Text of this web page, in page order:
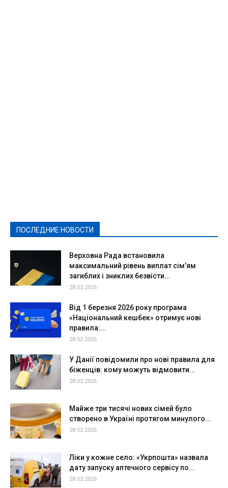
ПОСЛЕДНИЕ НОВОСТИ
Верховна Рада встановила
максимальний рівень виплат сім’ям
загиблих і зниклих безвісти...
28.02.2026
Від 1 березня 2026 року програма
«Національний кешбек» отримує нові
правила:...
28.02.2026
У Данії повідомили про нові правила для
біженців: кому можуть відмовити...
28.02.2026
Майже три тисячі нових сімей було
створено в Україні протягом минулого...
28.02.2026
Ліки у кожне село: «Укрпошта» назвала
дату запуску аптечного сервісу по...
28.02.2026